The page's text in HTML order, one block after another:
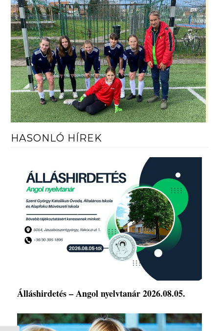
HASONLÓ HÍREK
Álláshirdetés – Angol nyelvtanár 2026.08.05.